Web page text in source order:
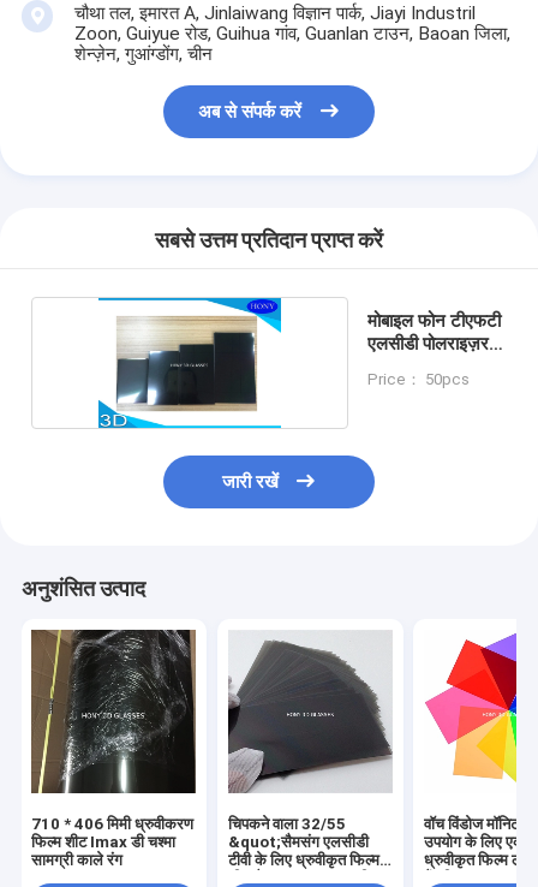
चौथा तल, इमारत A, Jinlaiwang विज्ञान पार्क, Jiayi Industril
Zoon, Guiyue रोड, Guihua गांव, Guanlan टाउन, Baoan जिला,
शेन्ज़ेन, गुआंग्डोंग, चीन
अब से संपर्क करें
सबसे उत्तम प्रतिदान प्राप्त करें
मोबाइल फोन टीएफटी
एलसीडी पोलराइज़र
Price： 50pcs
जारी रखें
अनुशंसित उत्पाद
710 * 406 मिमी ध्रुवीकरण
फिल्म शीट Imax डी चश्मा
सामग्री काले रंग
चिपकने वाला 32/55
&quot;सैमसंग एलसीडी
टीवी के लिए ध्रुवीकृत फिल्म
वॉच विंडोज मॉनिटर
उपयोग के लिए
ध्रुवीकृत फिल्म लाल